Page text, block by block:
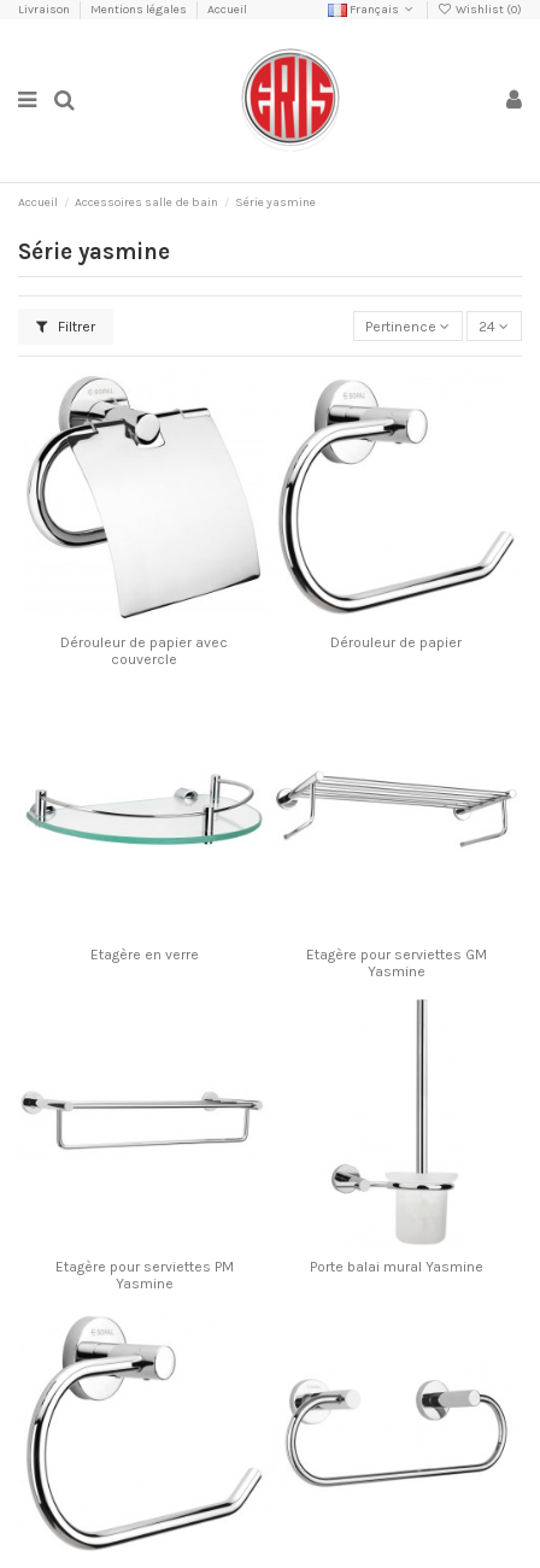
Livraison Mentions légales Accueil Français Wishlist (0)
Accueil Accessoires salle de bain Série yasmine
Série yasmine
Filtrer Pertinence 24
Dérouleur de papier avec
couvercle
Dérouleur de papier
Etagère en verre
Etagère pour serviettes GM
Yasmine
Etagère pour serviettes PM
Yasmine
Porte balai mural Yasmine